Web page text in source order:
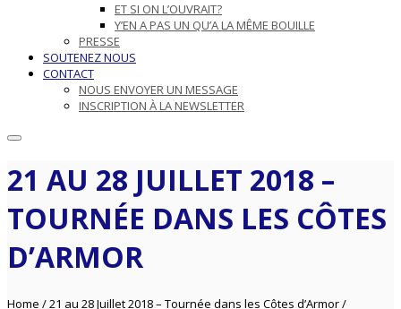
ET SI ON L’OUVRAIT?
Y’EN A PAS UN QU’A LA MÊME BOUILLE
PRESSE
SOUTENEZ NOUS
CONTACT
NOUS ENVOYER UN MESSAGE
INSCRIPTION À LA NEWSLETTER
21 AU 28 JUILLET 2018 –
TOURNÉE DANS LES CÔTES
D’ARMOR
Home /21 au 28 Juillet 2018 – Tournée dans les Côtes d’Armor/